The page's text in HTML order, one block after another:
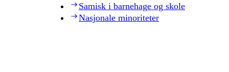
Samisk i barnehage og skole
Nasjonale minoriteter